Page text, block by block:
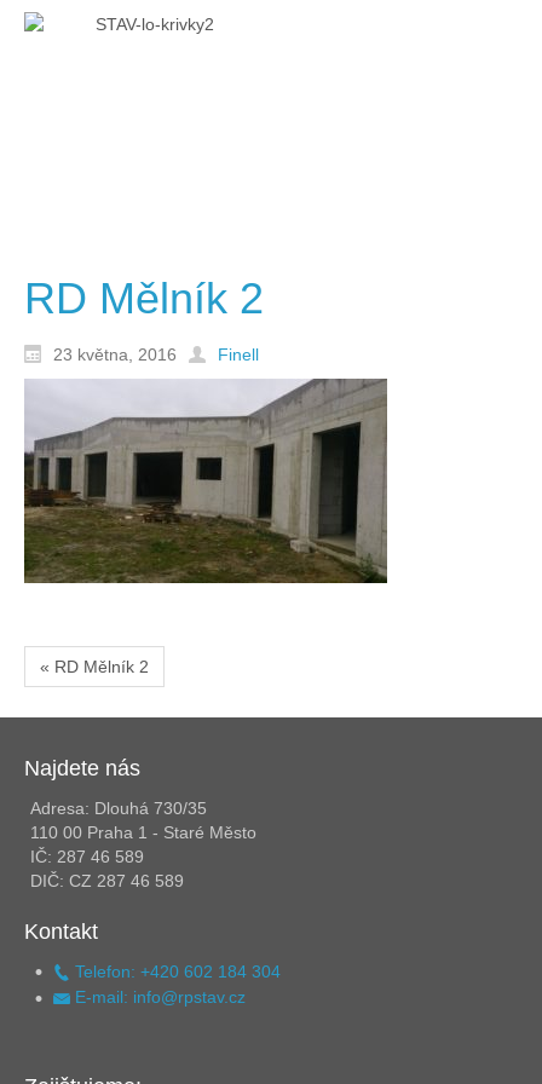
RD Mělník 2
23 května, 2016 Finell
« RD Mělník 2
Najdete nás
Adresa: Dlouhá 730/35
110 00 Praha 1 - Staré Město
IČ: 287 46 589
DIČ: CZ 287 46 589
Kontakt
Telefon: +420 602 184 304
E-mail: info@rpstav.cz